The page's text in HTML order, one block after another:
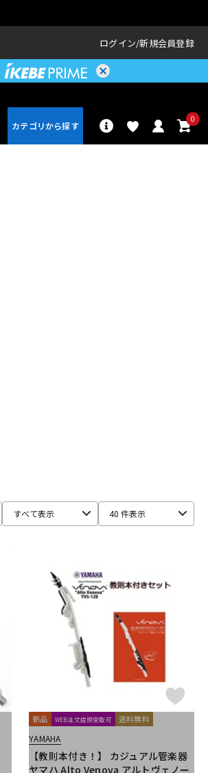
ログイン 新規会員登録
0
KEY LEAVES KGU brass
Kikutani
Pillinger
POWERbreathe
Selmer Paris
Susato
Ullven
YUPON Zac
ハリソン ライツ
レジェール
Hollywood Winds
MALTA
すべて表示 40 件表示
新品 WEB注文店頭受取可 送料無料
YAMAHA
【教則本付き！】 カジュアル管楽器
ヤマハ Alto Venova アルトヴェノー